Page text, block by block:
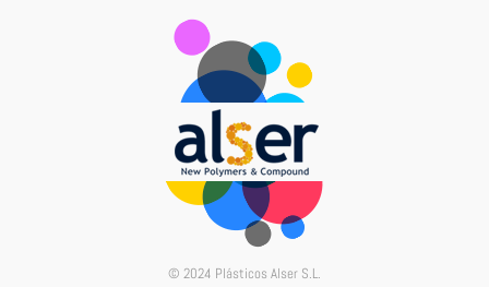
© 2024 Plásticos Alser S.L.